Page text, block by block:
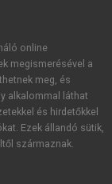
online
megismerésével a
meg, és
alkalommal láthat
és hirdetőkkel
Ezek állandó sütik,
származnak.